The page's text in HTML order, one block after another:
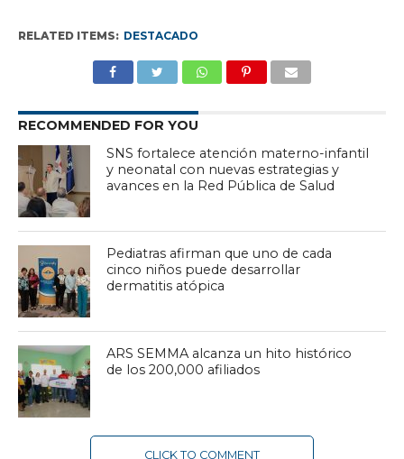
RELATED ITEMS: DESTACADO
RECOMMENDED FOR YOU
SNS fortalece atención materno-infantil
y neonatal con nuevas estrategias y
avances en la Red Pública de Salud
Pediatras afirman que uno de cada
cinco niños puede desarrollar
dermatitis atópica
ARS SEMMA alcanza un hito histórico
de los 200,000 afiliados
CLICK TO COMMENT